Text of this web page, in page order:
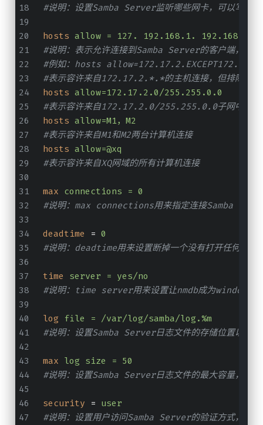
#说明：设置Samba Server监听哪些网卡，可以写网
hosts allow = 127. 192.168.1.
#说明：表示允许连接到Samba Server的客户端，
#例如：hosts
#表示容许来自172.17.2.*.*的主机连接，但排除
hosts allow=172.17.2.0/255.255.0.0
#表示容许来自172.17.2.0/255.255.0.0子网中的所
hosts allow=M1，M2
#表示容许来自M1和M2两台计算机连接
hosts allow=@xq
#表示容许来自XQ网域的所有计算机连接
max connections = 0
#说明：max connections用来指定连接Samba
deadtime = 0
#说明：deadtime用来设置断掉一个没有打开任何文
time server = yes/no
#说明：time server用来设置让nmdb成为windows客
log file = /var/log/samba/log.%m
#说明：设置Samba Server日志文件的存储位置以及
max log size = 50
#说明：设置Samba Server日志文件的最大容量，单
security = user
#说明：设置用户访问Samba Server的验证方式，一